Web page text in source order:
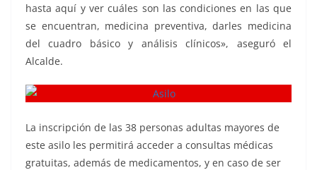
hasta aquí y ver cuáles son las condiciones en las que
se encuentran, medicina preventiva, darles medicina
del cuadro básico y análisis clínicos», aseguró el
Alcalde.
La inscripción de las 38 personas adultas mayores de
este asilo les permitirá acceder a consultas médicas
gratuitas, además de medicamentos, y en caso de ser